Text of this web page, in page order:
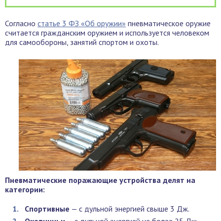
Согласно статье 3 ФЗ «Об оружии» пневматическое оружие
считается гражданским оружием и используется человеком
для самообороны, занятий спортом и охоты.
Пневматические поражающие устройства делят на
категории:
Спортивные — с дульной энергией свыше 3 Дж.